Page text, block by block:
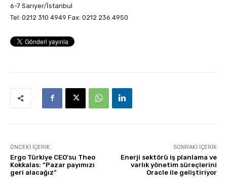
6-7 Sarıyer/İstanbul
Tel: 0212 310 4949 Fax: 0212 236 4950
ÖNCEKI İÇERIK
Ergo Türkiye CEO’su Theo
Kokkalas: “Pazar payımızı
geri alacağız”
SONRAKI İÇERIK
Enerji sektörü iş planlama ve
varlık yönetim süreçlerini
Oracle ile geliştiriyor